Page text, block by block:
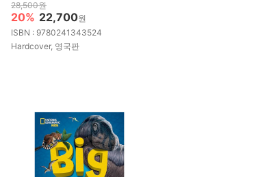
28,500원
20% 22,700원
ISBN : 9780241343524
Hardcover, 영국판